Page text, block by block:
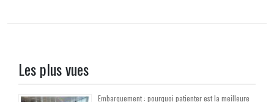
Les plus vues
Embarquement : pourquoi patienter est la meilleure